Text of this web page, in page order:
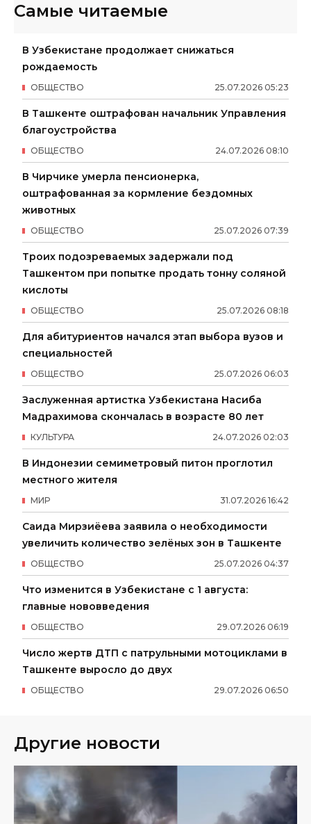
Самые читаемые
В Узбекистане продолжает снижаться
рождаемость
25.07.2026 05:23
ОБЩЕСТВО
В Ташкенте оштрафован начальник Управления
благоустройства
24.07.2026 08:10
ОБЩЕСТВО
В Чирчике умерла пенсионерка,
оштрафованная за кормление бездомных
животных
25.07.2026 07:39
ОБЩЕСТВО
Троих подозреваемых задержали под
Ташкентом при попытке продать тонну соляной
кислоты
25.07.2026 08:18
ОБЩЕСТВО
Для абитуриентов начался этап выбора вузов и
специальностей
25.07.2026 06:03
ОБЩЕСТВО
Заслуженная артистка Узбекистана Насиба
Мадрахимова скончалась в возрасте 80 лет
24.07.2026 02:03
КУЛЬТУРА
В Индонезии семиметровый питон проглотил
местного жителя
31.07.2026 16:42
МИР
Саида Мирзиёева заявила о необходимости
увеличить количество зелёных зон в Ташкенте
25.07.2026 04:37
ОБЩЕСТВО
Что изменится в Узбекистане с 1 августа:
главные нововведения
29.07.2026 06:19
ОБЩЕСТВО
Число жертв ДТП с патрульными мотоциклами в
Ташкенте выросло до двух
29.07.2026 06:50
ОБЩЕСТВО
Другие новости